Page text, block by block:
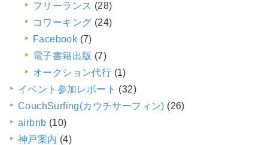
フリーランス (28)
コワーキング (24)
Facebook (7)
電子書籍出版 (7)
オークション代行 (1)
イベント参加レポート (32)
CouchSurfing(カウチサーフィン) (26)
airbnb (10)
神戸案内 (4)